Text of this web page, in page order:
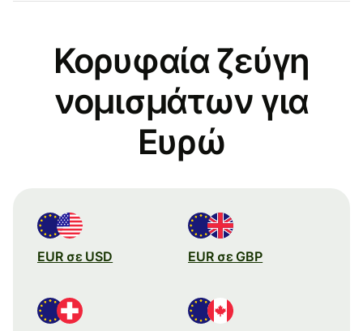
Κορυφαία ζεύγη
νομισμάτων για
Ευρώ
EUR σε USD EUR σε GBP